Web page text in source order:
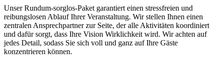
Unser Rundum-sorglos-Paket garantiert einen stressfreien und
reibungslosen Ablauf Ihrer Veranstaltung. Wir stellen Ihnen einen
zentralen Ansprechpartner zur Seite, der alle Aktivitäten koordiniert
und dafür sorgt, dass Ihre Vision Wirklichkeit wird. Wir achten auf
jedes Detail, sodass Sie sich voll und ganz auf Ihre Gäste
konzentrieren können.